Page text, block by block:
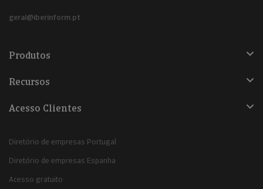
geral@iberinform.pt
Produtos
Recursos
Acesso Clientes
Diretório de empresas Portugal
Diretório de empresas Espanha
Acesso gratuito